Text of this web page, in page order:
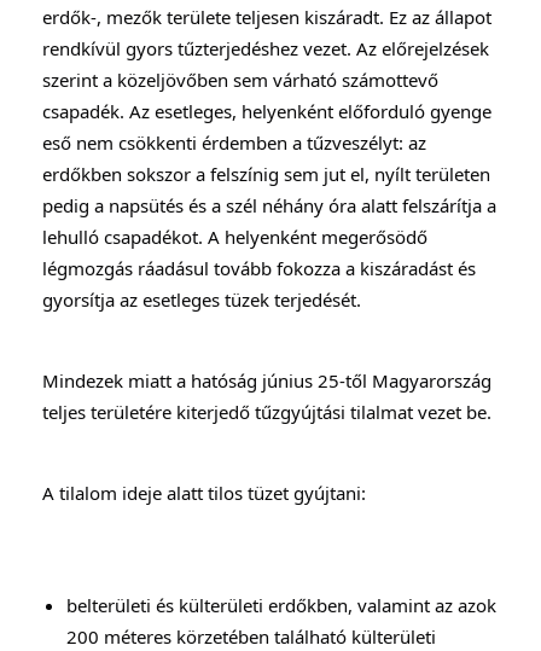
erdők-, mezők területe teljesen kiszáradt. Ez az állapot
rendkívül gyors tűzterjedéshez vezet. Az előrejelzések
szerint a közeljövőben sem várható számottevő
csapadék. Az esetleges, helyenként előforduló gyenge
eső nem csökkenti érdemben a tűzveszélyt: az
erdőkben sokszor a felszínig sem jut el, nyílt területen
pedig a napsütés és a szél néhány óra alatt felszárítja a
lehulló csapadékot. A helyenként megerősödő
légmozgás ráadásul tovább fokozza a kiszáradást és
gyorsítja az esetleges tüzek terjedését.
Mindezek miatt a hatóság június 25-től Magyarország
teljes területére kiterjedő tűzgyújtási tilalmat vezet be.
A tilalom ideje alatt tilos tüzet gyújtani:
belterületi és külterületi erdőkben, valamint az azok
200 méteres körzetében található külterületi